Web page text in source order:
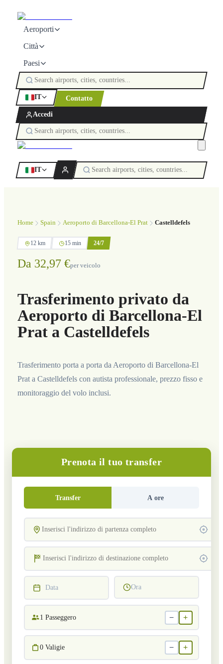
Aeroporti
Città
Paesi
IT Contatto
Accedi
IT
Home Spain Aeroporto di Barcellona-El Prat Castelldefels
12 km 15 min 24/7
Da 32,97 €per veicolo
Trasferimento privato da
Aeroporto di Barcellona-El
Prat a Castelldefels
Trasferimento porta a porta da Aeroporto di Barcellona-El
Prat a Castelldefels con autista professionale, prezzo fisso e
monitoraggio del volo inclusi.
Prenota il tuo transfer
Transfer A ore
Data Ora
1 Passeggero − +
0 Valigie − +